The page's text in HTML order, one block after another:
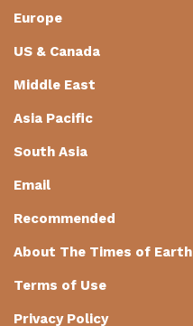
Europe
US & Canada
Middle East
Asia Pacific
South Asia
Email
Recommended
About The Times of Earth
Terms of Use
Privacy Policy